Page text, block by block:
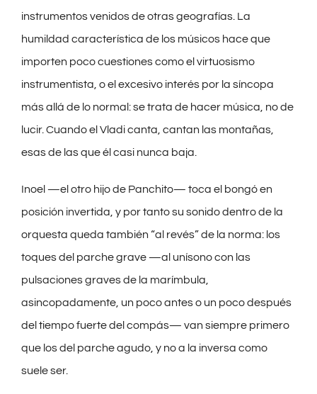
instrumentos venidos de otras geografías. La
humildad característica de los músicos hace que
importen poco cuestiones como el virtuosismo
instrumentista, o el excesivo interés por la síncopa
más allá de lo normal: se trata de hacer música, no de
lucir. Cuando el Vladi canta, cantan las montañas,
esas de las que él casi nunca baja.
Inoel —el otro hijo de Panchito— toca el bongó en
posición invertida, y por tanto su sonido dentro de la
orquesta queda también “al revés” de la norma: los
toques del parche grave —al unísono con las
pulsaciones graves de la marímbula,
asincopadamente, un poco antes o un poco después
del tiempo fuerte del compás— van siempre primero
que los del parche agudo, y no a la inversa como
suele ser.